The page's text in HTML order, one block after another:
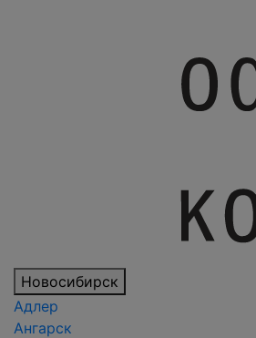
Новосибирск
Адлер
Ангарск